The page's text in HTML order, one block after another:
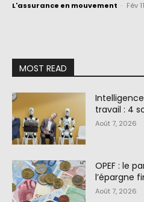
L'assurance en mouvement Fév
MOST READ
travail : 4
Août 7, 2026
OPEF : le
l’épargne
Août 7, 2026